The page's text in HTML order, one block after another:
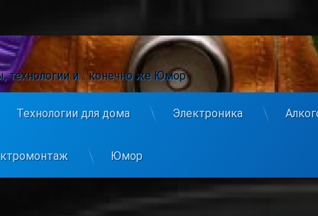
технологии и… конечно же Юмор
Технологии для дома Электроника
Юмор